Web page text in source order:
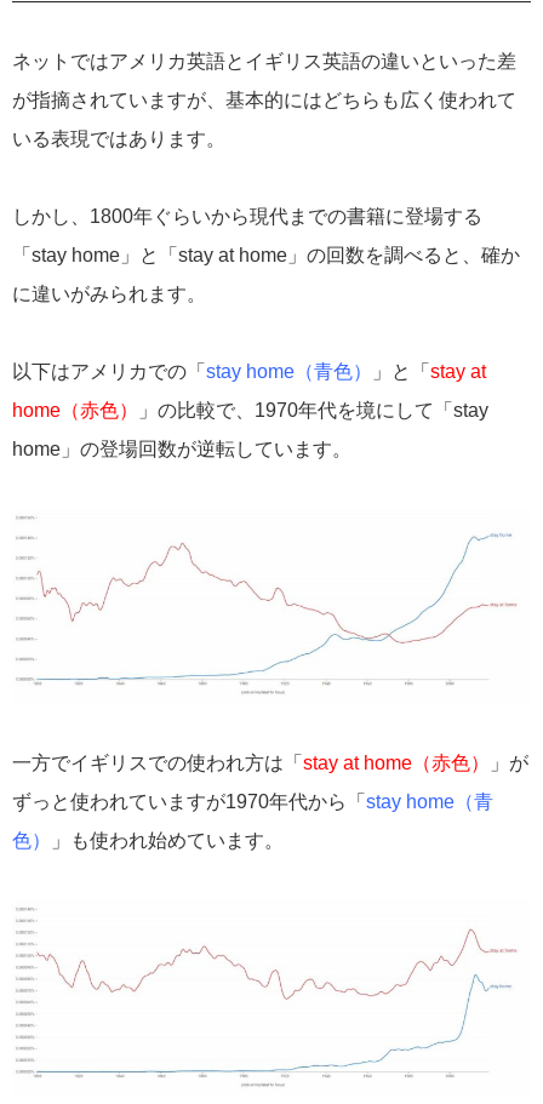
ネットではアメリカ英語とイギリス英語の違いといった差
が指摘されていますが、基本的にはどちらも広く使われて
いる表現ではあります。
しかし、1800年ぐらいから現代までの書籍に登場する
「stay home」と「stay at home」の回数を調べると、確か
に違いがみられます。
以下はアメリカでの「 stay home（青色） 」と「 stay at
home（赤色）
」の比較で、1970年代を境にして「stay
home」の登場回数が逆転しています。
一方でイギリスでの使われ方は「 stay at home（赤色）
」が
ずっと使われていますが1970年代から「 stay home（青
色）
」も使われ始めています。